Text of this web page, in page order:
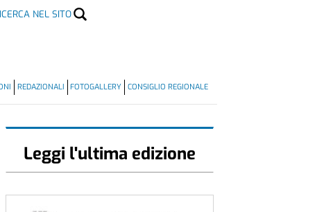
NEL SITO
REDAZIONALI FOTOGALLERY CONSIGLIO REGIONALE
Leggi l'ultima edizione